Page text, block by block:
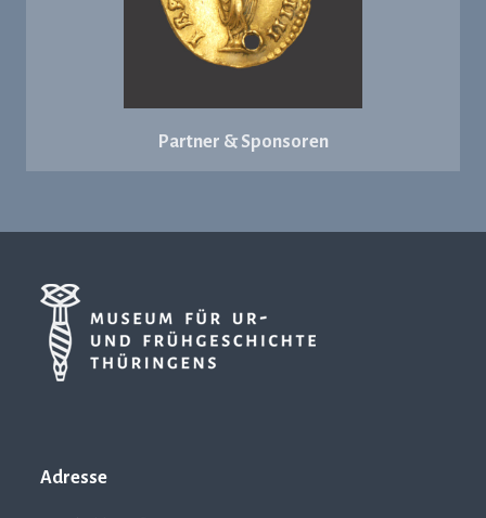
Partner & Sponsoren
Adresse